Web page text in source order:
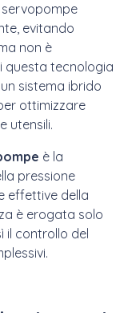
evitando
non è
questa tecnologia
un sistema ibrido
ottimizzare
utensili.
è la
pressione
effettive della
è erogata solo
il controllo del